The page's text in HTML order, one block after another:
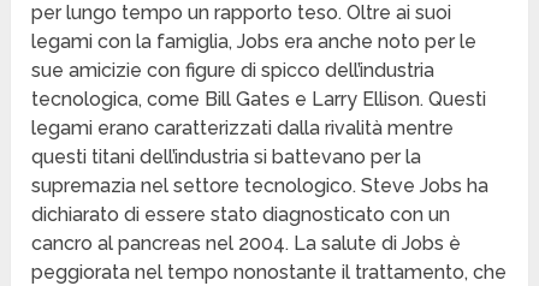
per lungo tempo un rapporto teso. Oltre ai suoi
legami con la famiglia, Jobs era anche noto per le
sue amicizie con figure di spicco dell’industria
tecnologica, come Bill Gates e Larry Ellison. Questi
legami erano caratterizzati dalla rivalità mentre
questi titani dell’industria si battevano per la
supremazia nel settore tecnologico. Steve Jobs ha
dichiarato di essere stato diagnosticato con un
cancro al pancreas nel 2004. La salute di Jobs è
peggiorata nel tempo nonostante il trattamento, che